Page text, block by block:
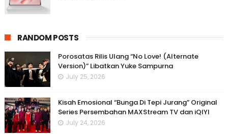
RANDOM POSTS
Porosatas Rilis Ulang “No Love! (Alternate
Version)” Libatkan Yuke Sampurna
July 25, 2026
Kisah Emosional “Bunga Di Tepi Jurang” Original
Series Persembahan MAXStream TV dan iQIYI
July 24, 2026